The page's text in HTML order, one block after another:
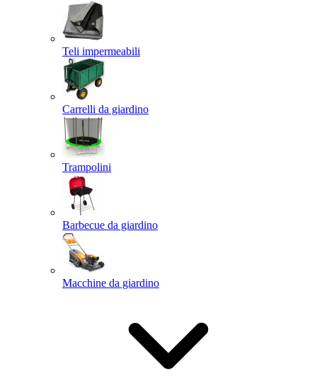
Teli impermeabili
Carrelli da giardino
Trampolini
Barbecue da giardino
Macchine da giardino